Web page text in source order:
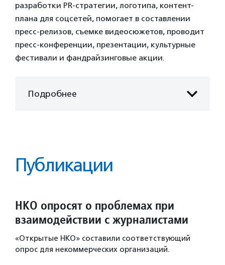
разработки PR-стратегии, логотипа, контент-
плана для соцсетей, помогает в составлении
пресс-релизов, съемке видеосюжетов, проводит
пресс-конференции, презентации, культурные
фестивали и фандрайзинговые акции.
Подробнее
Публикации
НКО опросят о проблемах при
взаимодействии с журналистами
«Открытые НКО» составили соответствующий
опрос для некоммерческих организаций.